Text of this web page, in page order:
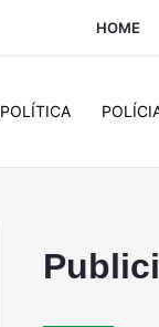
HOME
POLÍTICA